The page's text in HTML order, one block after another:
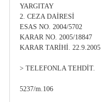
YARGITAY
2. CEZA DAİRESİ
ESAS NO. 2004/5702
KARAR NO. 2005/18847
KARAR TARİHİ. 22.9.2005
> TELEFONLA TEHDİT.
5237/m.106